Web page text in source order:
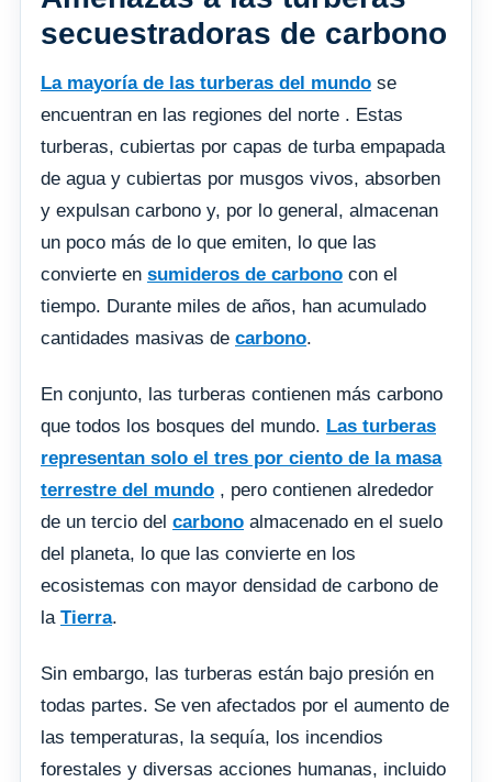
secuestradoras de carbono
La mayoría de las turberas del mundo se
encuentran en las regiones del norte . Estas
turberas, cubiertas por capas de turba empapada
de agua y cubiertas por musgos vivos, absorben
y expulsan carbono y, por lo general, almacenan
un poco más de lo que emiten, lo que las
convierte en sumideros de carbono con el
tiempo. Durante miles de años, han acumulado
cantidades masivas de carbono.
En conjunto, las turberas contienen más carbono
que todos los bosques del mundo. Las turberas
representan solo el tres por ciento de la masa
terrestre del mundo , pero contienen alrededor
de un tercio del carbono almacenado en el suelo
del planeta, lo que las convierte en los
ecosistemas con mayor densidad de carbono de
la Tierra.
Sin embargo, las turberas están bajo presión en
todas partes. Se ven afectados por el aumento de
las temperaturas, la sequía, los incendios
forestales y diversas acciones humanas, incluido